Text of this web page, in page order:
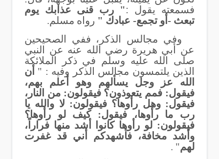
فسمعته يقول :" رب قنى عذابك يوم
تبعث -أو تجمع- عبادك " رواه مسلم.
وفي مجالس الذكر، ففي الصحيحين
عن أبي هريرة رضي الله عنه عن النبي
صلى الله عليه وسلم في ذكر الملائكة
الذين يلتمسون مجالس الذكر وفيه : " أن
الله عز وجل يسألهم وهو أعلم بهم،
فيقول: فمم يتعوذون؟ فيقولون: من النار،
فيقول: وهل رأوها؟ فيقولون: لا والله يا
رب ما رأوها، فيقول: كيف لو رأوها؟
فيقولون: لو رأوها كانوا أشد منها فراراً،
وأشد مخافة، فأشهدكم أني قد غفرت
لهم" .